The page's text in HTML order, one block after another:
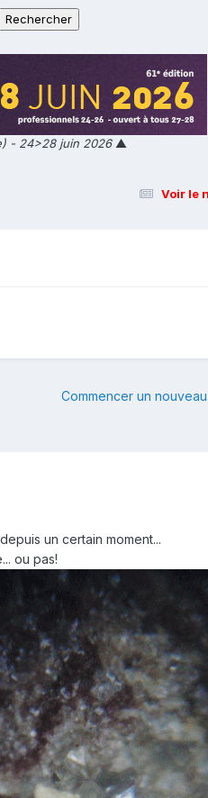
- 24>28 juin 2026▲
Voir le
Commencer un
un certain moment...
ou pas!